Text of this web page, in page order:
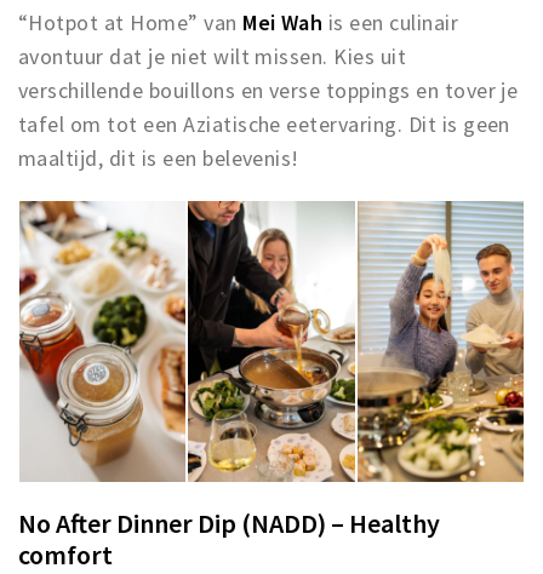
“Hotpot at Home” van Mei Wah is een culinair
avontuur dat je niet wilt missen. Kies uit
verschillende bouillons en verse toppings en tover je
tafel om tot een Aziatische eetervaring. Dit is geen
maaltijd, dit is een belevenis!
No After Dinner Dip (NADD) – Healthy
comfort